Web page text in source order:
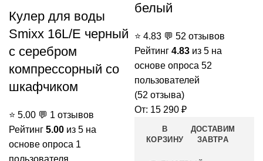
Кулер для воды
Smixx 16L/E черный
с серебром
компрессорный со
шкафчиком
⭐ 5.00 💬 1 отзывов
Рейтинг 5.00 из 5 на
основе опроса 1
пользователя
белый
⭐ 4.83 💬 52 отзывов
Рейтинг 4.83 из 5 на
основе опроса 52
пользователей
(52 отзыва)
От: 15 290 ₽
В
КОРЗИНУ
ДОСТАВИМ
ЗАВТРА